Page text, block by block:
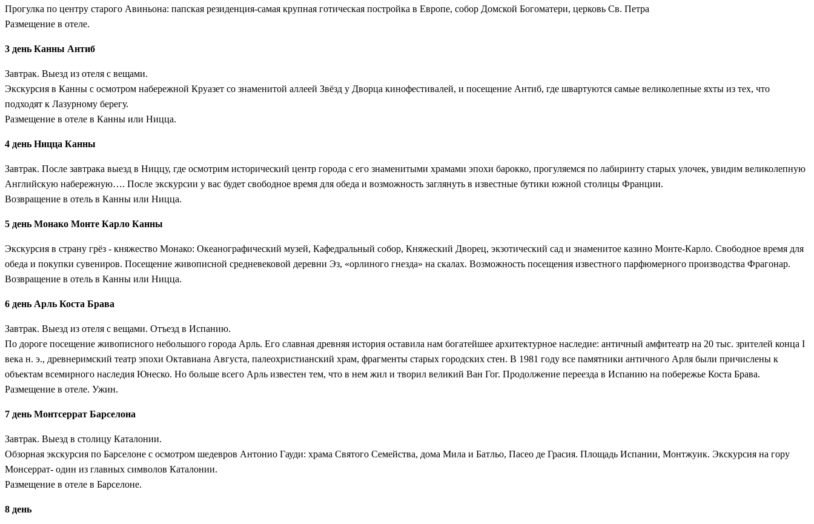
Прогулка по центру старого Авиньона: папская резиденция-самая крупная готическая постройка в Европе, собор Домской Богоматери, церковь Св. Петра
Размещение в отеле.
3 день Канны Антиб
Завтрак. Выезд из отеля с вещами.
Экскурсия в Канны с осмотром набережной Круазет со знаменитой аллеей Звёзд у Дворца кинофестивалей, и посещение Антиб, где швартуются самые великолепные яхты из тех, что
подходят к Лазурному берегу.
Размещение в отеле в Канны или Ницца.
4 день Ницца Канны
Завтрак. После завтрака выезд в Ниццу, где осмотрим исторический центр города с его знаменитыми храмами эпохи барокко, прогуляемся по лабиринту старых улочек, увидим великолепную
Английскую набережную…. После экскурсии у вас будет свободное время для обеда и возможность заглянуть в известные бутики южной столицы Франции.
Возвращение в отель в Канны или Ницца.
5 день Монако Монте Карло Канны
Экскурсия в страну грёз - княжество Монако: Океанографический музей, Кафедральный собор, Княжеский Дворец, экзотический сад и знаменитое казино Монте-Карло. Свободное время для
обеда и покупки сувениров. Посещение живописной средневековой деревни Эз, «орлиного гнезда» на скалах. Возможность посещения известного парфюмерного производства Фрагонар.
Возвращение в отель в Канны или Ницца.
6 день Арль Коста Брава
Завтрак. Выезд из отеля с вещами. Отъезд в Испанию.
По дороге посещение живописного небольшого города Арль. Его славная древняя история оставила нам богатейшее архитектурное наследие: античный амфитеатр на 20 тыс. зрителей конца I
века н. э., древнеримский театр эпохи Октавиана Августа, палеохристианский храм, фрагменты старых городских стен. В 1981 году все памятники античного Арля были причислены к
объектам всемирного наследия Юнеско. Но больше всего Арль известен тем, что в нем жил и творил великий Ван Гог. Продолжение переезда в Испанию на побережье Коста Брава.
Размещение в отеле. Ужин.
7 день Монтсеррат Барселона
Завтрак. Выезд в столицу Каталонии.
Обзорная экскурсия по Барселоне с осмотром шедевров Антонио Гауди: храма Святого Семейства, дома Мила и Батльо, Пасео де Грасия. Площадь Испании, Монтжуик. Экскурсия на гору
Монсеррат- один из главных символов Каталонии.
Размещение в отеле в Барселоне.
8 день